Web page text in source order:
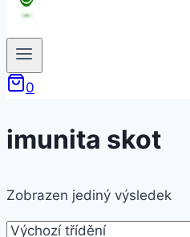
0
imunita skot
Zobrazen jediný výsledek